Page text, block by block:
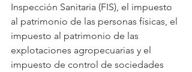
Inspección Sanitaria (FIS), el impuesto
al patrimonio de las personas físicas, el
impuesto al patrimonio de las
explotaciones agropecuarias y el
impuesto de control de sociedades